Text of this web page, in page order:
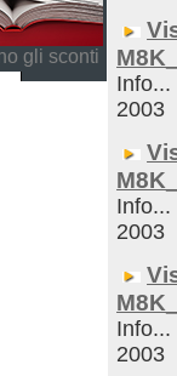
gli sconti
Info...
2003
Info...
2003
Info...
2003